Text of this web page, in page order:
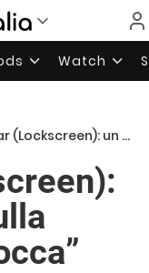
Watch
un calendario sulla schermata “Sblocca”